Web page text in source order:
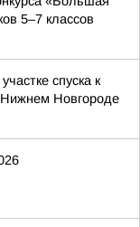
5–7 классов
спуска к
Нижнем Новгороде